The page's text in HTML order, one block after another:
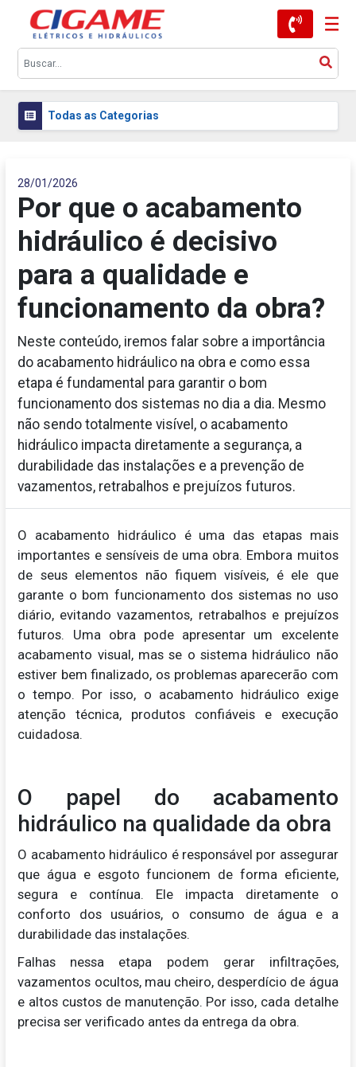
Todas as Categorias
28/01/2026
Por que o acabamento
hidráulico é decisivo
para a qualidade e
funcionamento da obra?
Neste conteúdo, iremos falar sobre a importância
do acabamento hidráulico na obra e como essa
etapa é fundamental para garantir o bom
funcionamento dos sistemas no dia a dia. Mesmo
não sendo totalmente visível, o acabamento
hidráulico impacta diretamente a segurança, a
durabilidade das instalações e a prevenção de
vazamentos, retrabalhos e prejuízos futuros.
O acabamento hidráulico é uma das etapas mais
importantes e sensíveis de uma obra. Embora muitos
de seus elementos não fiquem visíveis, é ele que
garante o bom funcionamento dos sistemas no uso
diário, evitando vazamentos, retrabalhos e prejuízos
futuros. Uma obra pode apresentar um excelente
acabamento visual, mas se o sistema hidráulico não
estiver bem finalizado, os problemas aparecerão com
o tempo. Por isso, o acabamento hidráulico exige
atenção técnica, produtos confiáveis e execução
cuidadosa.
O papel do acabamento
hidráulico na qualidade da obra
O acabamento hidráulico é responsável por assegurar
que água e esgoto funcionem de forma eficiente,
segura e contínua. Ele impacta diretamente o
conforto dos usuários, o consumo de água e a
durabilidade das instalações.
Falhas nessa etapa podem gerar infiltrações,
vazamentos ocultos, mau cheiro, desperdício de água
e altos custos de manutenção. Por isso, cada detalhe
precisa ser verificado antes da entrega da obra.